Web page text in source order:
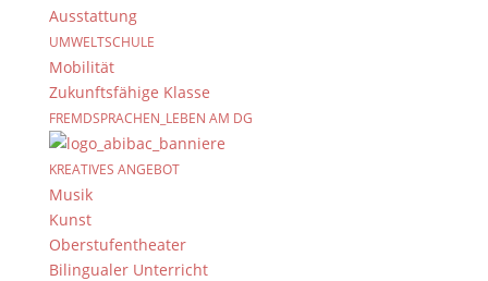
Ausstattung
UMWELTSCHULE
Mobilität
Zukunftsfähige Klasse
FREMDSPRACHEN_LEBEN AM DG
KREATIVES ANGEBOT
Musik
Kunst
Oberstufentheater
Bilingualer Unterricht